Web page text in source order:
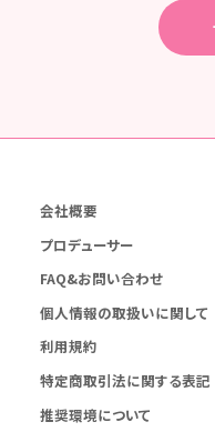
会社概要
プロデューサー
FAQ&お問い合わせ
個人情報の取扱いに関して
利用規約
特定商取引法に関する表記
推奨環境について